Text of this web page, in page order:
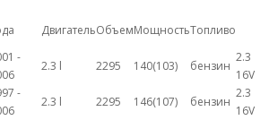
ДвигательОбъемМощностьТопливо
-
2.3 l 2295 140(103) бензин
2.3
16V
-
2.3 l 2295 146(107) бензин
2.3
16V